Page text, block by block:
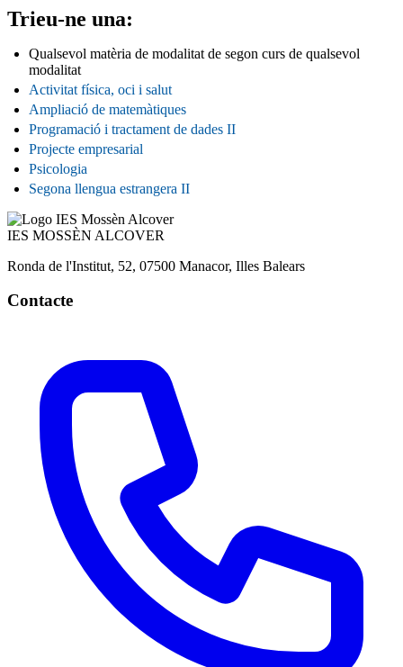
Trieu-ne una:
Qualsevol matèria de modalitat de segon curs de qualsevol
modalitat
Activitat física, oci i salut
Ampliació de matemàtiques
Programació i tractament de dades II
Projecte empresarial
Psicologia
Segona llengua estrangera II
IES MOSSÈN ALCOVER
Ronda de l'Institut, 52, 07500 Manacor, Illes Balears
Contacte